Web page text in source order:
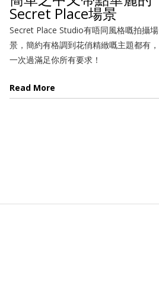
Secret Place場景
Secret Place Studio有唔同風格嘅拍攝場
景，簡約有格調到花俏精緻嘅主題都有，
一次過滿足你所有要求！
Read More